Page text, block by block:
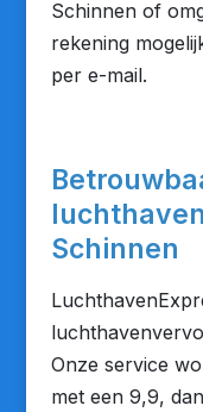
Schinnen of
rekening
per e-mail.
Schinnen
Onze service
met een 9,9,